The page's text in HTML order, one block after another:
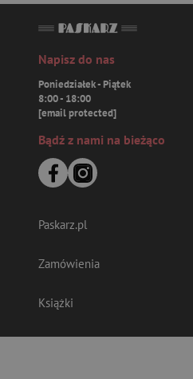
Napisz do nas
Poniedziałek - Piątek
8:00 - 18:00
[email protected]
Bądź z nami na bieżąco
Paskarz.pl
Zamówienia
Książki